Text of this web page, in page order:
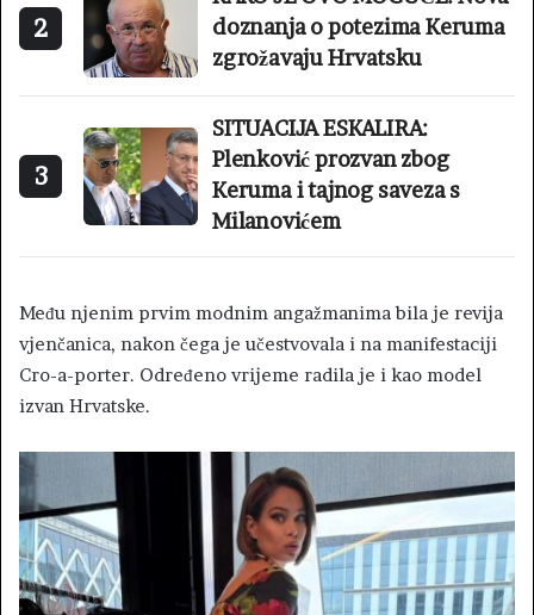
2
doznanja o potezima Keruma
zgrožavaju Hrvatsku
3
SITUACIJA ESKALIRA:
Plenković prozvan zbog
Keruma i tajnog saveza s
Milanovićem
Među njenim prvim modnim angažmanima bila je revija
vjenčanica, nakon čega je učestvovala i na manifestaciji
Cro-a-porter. Određeno vrijeme radila je i kao model
izvan Hrvatske.